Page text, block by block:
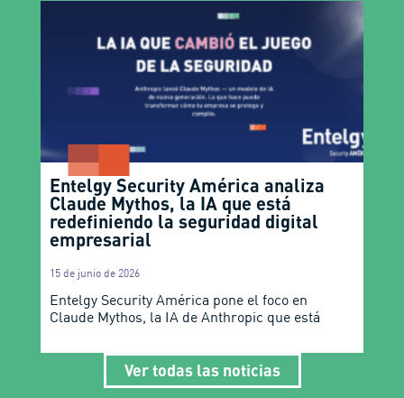
Entelgy Security América analiza
Claude Mythos, la IA que está
redefiniendo la seguridad digital
empresarial
15 de junio de 2026
Entelgy Security América pone el foco en
Claude Mythos, la IA de Anthropic que está
Ver todas las noticias